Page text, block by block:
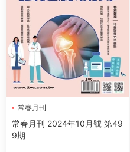
常春月刊
常春月刊 2024年10月號 第49
9期